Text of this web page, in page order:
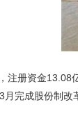
注册资金
完成股份制改